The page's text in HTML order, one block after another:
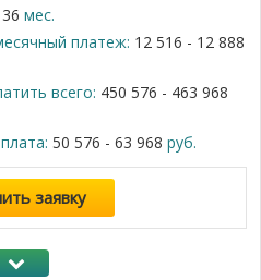
36 мес.
платеж: 12 516 - 12 888
всего: 450 576 - 463 968
50 576 - 63 968 руб.
заявку